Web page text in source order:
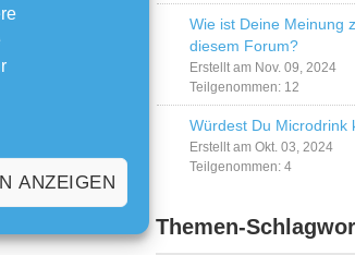
ANZEIGEN
Wie ist Deine Meinung
diesem Forum?
Erstellt am Nov. 09, 2024
Teilgenommen: 12
Würdest Du Microdrink
Erstellt am Okt. 03, 2024
Teilgenommen: 4
Themen-